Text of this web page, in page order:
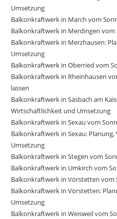
Umsetzung
Balkonkraftwerk in March vom
Balkonkraftwerk in Merdingen
Balkonkraftwerk in Merzhausen:
Umsetzung
Balkonkraftwerk in Oberried vom
Balkonkraftwerk in Rheinhausen
lassen
Balkonkraftwerk in Sasbach am
Wirtschaftlichkeit und Umsetzung
Balkonkraftwerk in Sexau vom
Balkonkraftwerk in Sexau:
Umsetzung
Balkonkraftwerk in Stegen vom
Balkonkraftwerk in Umkirch vom
Balkonkraftwerk in Vörstetten vom
Balkonkraftwerk in Vörstetten:
Umsetzung
Balkonkraftwerk in Weisweil vom